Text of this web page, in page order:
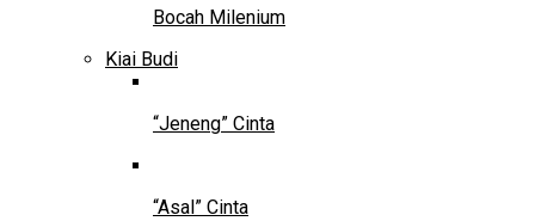
Bocah Milenium
Kiai Budi
“Jeneng” Cinta
“Asal” Cinta